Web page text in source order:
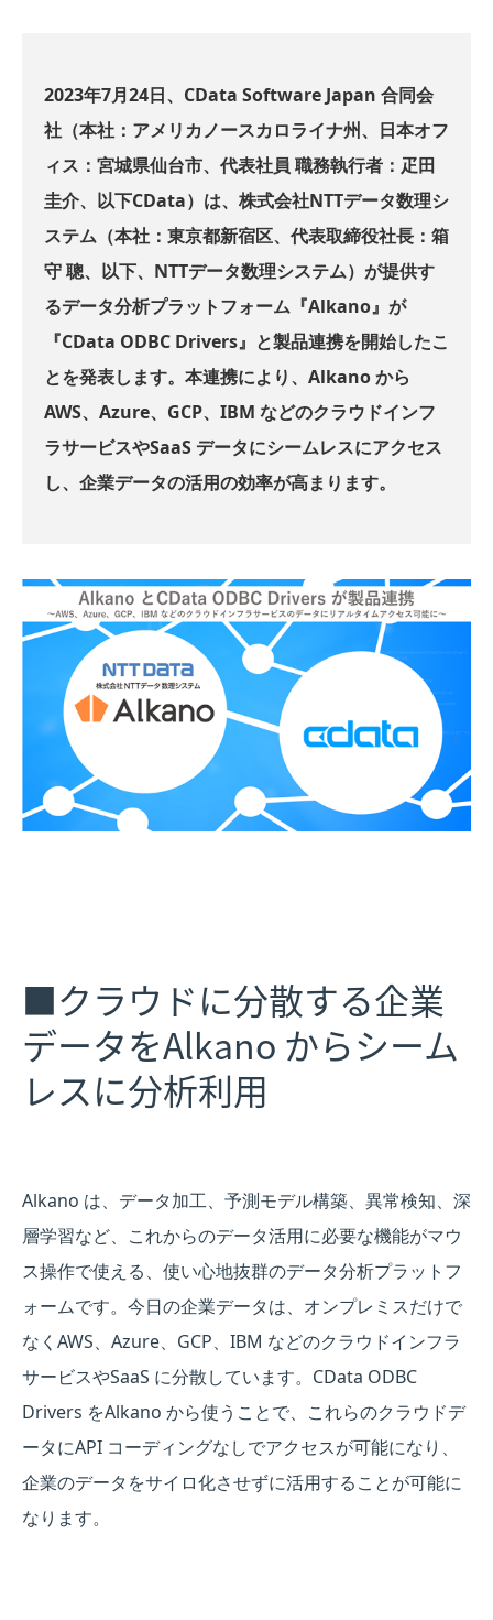
2023年7月24日、CData Software Japan 合同会
社（本社：アメリカノースカロライナ州、日本オフ
ィス：宮城県仙台市、代表社員 職務執行者：疋田
圭介、以下CData）は、株式会社NTTデータ数理シ
ステム（本社：東京都新宿区、代表取締役社長：箱
守 聰、以下、NTTデータ数理システム）が提供す
るデータ分析プラットフォーム『Alkano』が
『CData ODBC Drivers』と製品連携を開始したこ
とを発表します。本連携により、Alkano から
AWS、Azure、GCP、IBM などのクラウドインフ
ラサービスやSaaS データにシームレスにアクセス
し、企業データの活用の効率が高まります。
■クラウドに分散する企業
データをAlkano からシーム
レスに分析利用
Alkano は、データ加工、予測モデル構築、異常検知、深
層学習など、これからのデータ活用に必要な機能がマウ
ス操作で使える、使い心地抜群のデータ分析プラットフ
ォームです。今日の企業データは、オンプレミスだけで
なくAWS、Azure、GCP、IBM などのクラウドインフラ
サービスやSaaS に分散しています。CData ODBC
Drivers をAlkano から使うことで、これらのクラウドデ
ータにAPI コーディングなしでアクセスが可能になり、
企業のデータをサイロ化させずに活用することが可能に
なります。